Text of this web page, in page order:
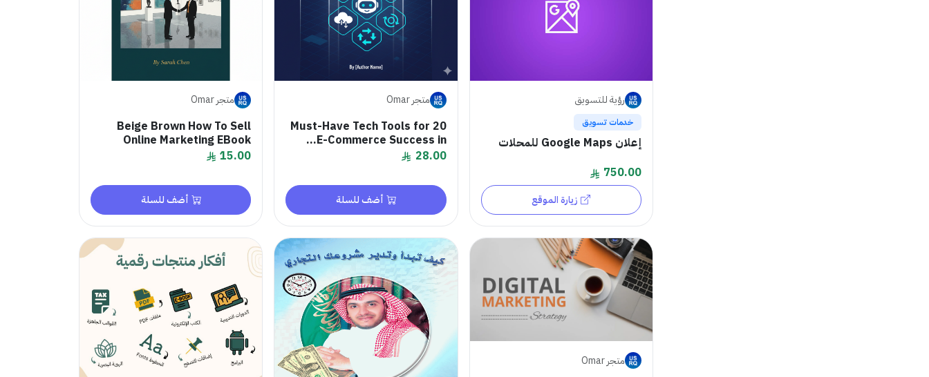
رؤية للتسويق
خدمات تسويق
إعلان Google Maps للمحلات
750.00
زيارة الموقع
متجر Omar
20 Must-Have Tech Tools for
E-Commerce Success in...
28.00
أضف للسلة
متجر Omar
Beige Brown How To Sell
Online Marketing EBook
15.00
أضف للسلة
متجر Omar